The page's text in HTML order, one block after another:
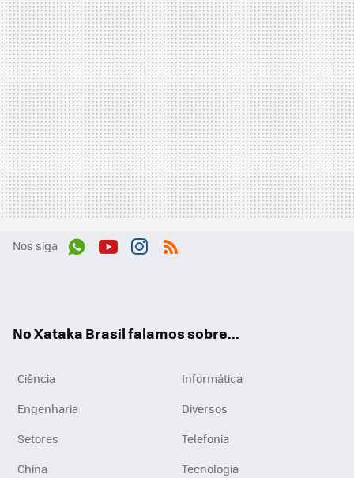
Nos siga
No Xataka Brasil falamos sobre...
Ciência
Informática
Engenharia
Diversos
Setores
Telefonia
China
Tecnologia